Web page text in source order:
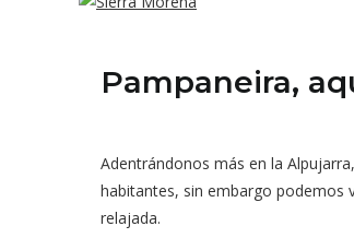
Pampaneira,
Adentrándonos más en la
habitantes, sin embargo podemos
relajada.